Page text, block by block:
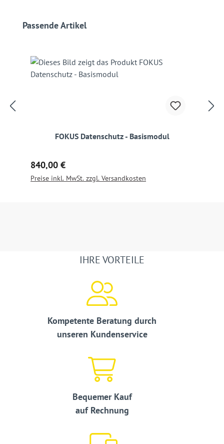
Produktgalerie überspringen
Passende Artikel
FOKUS Datenschutz - Basismodul
Regulärer Preis:
840,00 €
Preise inkl. MwSt. zzgl. Versandkosten
IHRE VORTEILE
Kompetente Beratung durch
unseren Kundenservice
Bequemer Kauf
auf Rechnung